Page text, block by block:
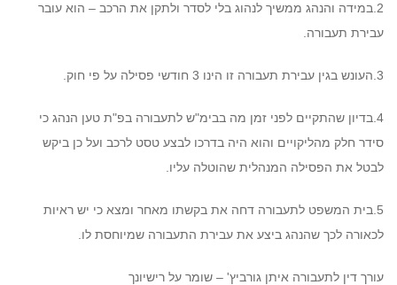
2.במידה והנהג ממשיך לנהוג בלי לסדר ולתקן את הרכב – הוא עובר
עבירת תעבורה.
3.העונש בגין עבירת תעבורה זו הינו 3 חודשי פסילה על פי חוק.
4.בדיון שהתקיים לפני זמן מה בבימ"ש לתעבורה בפ"ת טען הנהג כי
סידר חלק מהליקויים והוא היה בדרכו לבצע טסט לרכב ועל כן ביקש
לבטל את הפסילה המנהלית שהוטלה עליו.
5.בית המשפט לתעבורה דחה את בקשתו מאחר ומצא כי יש ראיות
לכאורה לכך שהנהג ביצע את עבירת התעבורה שמיוחסת לו.
עורך דין לתעבורה איתן גורביץ' – שומר על רישיונך